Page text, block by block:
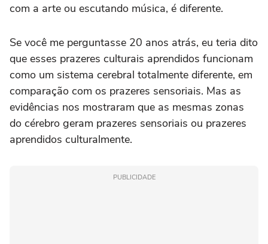
com a arte ou escutando música, é diferente.
Se você me perguntasse 20 anos atrás, eu teria dito
que esses prazeres culturais aprendidos funcionam
como um sistema cerebral totalmente diferente, em
comparação com os prazeres sensoriais. Mas as
evidências nos mostraram que as mesmas zonas
do cérebro geram prazeres sensoriais ou prazeres
aprendidos culturalmente.
PUBLICIDADE